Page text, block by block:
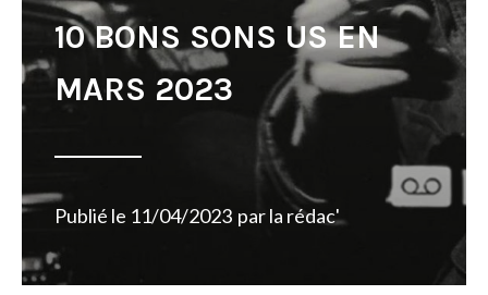
10 BONS SONS US EN
MARS 2023
Publié le 11/04/2023 parla rédac'